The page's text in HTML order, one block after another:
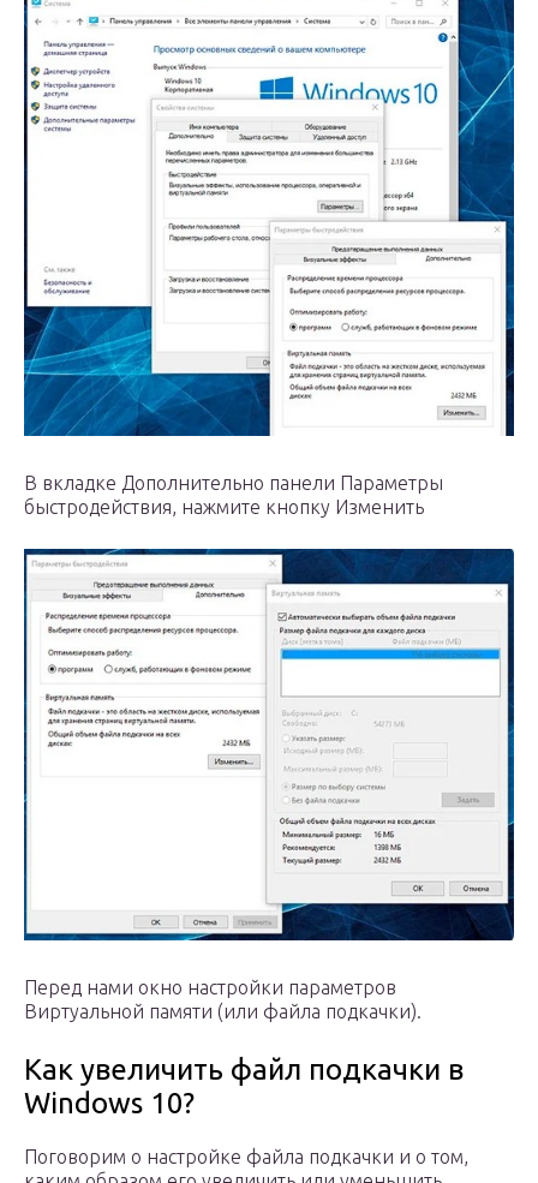
В вкладке Дополнительно панели Параметры
быстродействия, нажмите кнопку Изменить
Перед нами окно настройки параметров
Виртуальной памяти (или файла подкачки).
Как увеличить файл подкачки в
Windows 10?
Поговорим о настройке файла подкачки и о том,